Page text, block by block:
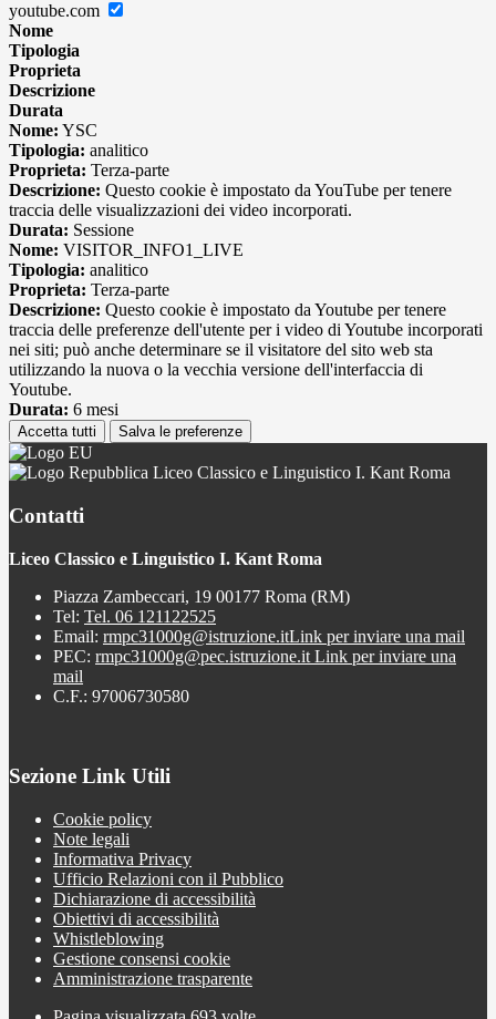
youtube.com
Nome
Tipologia
Proprieta
Descrizione
Durata
Nome: YSC
Tipologia: analitico
Proprieta: Terza-parte
Descrizione: Questo cookie è impostato da YouTube per tenere
traccia delle visualizzazioni dei video incorporati.
Durata: Sessione
Nome: VISITOR_INFO1_LIVE
Tipologia: analitico
Proprieta: Terza-parte
Descrizione: Questo cookie è impostato da Youtube per tenere
traccia delle preferenze dell'utente per i video di Youtube incorporati
nei siti; può anche determinare se il visitatore del sito web sta
utilizzando la nuova o la vecchia versione dell'interfaccia di
Youtube.
Durata: 6 mesi
Accetta tutti Salva le preferenze
Liceo Classico e Linguistico I. Kant Roma
Contatti
Liceo Classico e Linguistico I. Kant Roma
Piazza Zambeccari, 19 00177 Roma (RM)
Tel: Tel. 06 121122525
Email: rmpc31000g@istruzione.itLink per inviare una mail
PEC: rmpc31000g@pec.istruzione.it Link per inviare una
mail
C.F.: 97006730580
Sezione Link Utili
Cookie policy
Note legali
Informativa Privacy
Ufficio Relazioni con il Pubblico
Dichiarazione di accessibilità
Obiettivi di accessibilità
Whistleblowing
Gestione consensi cookie
Amministrazione trasparente